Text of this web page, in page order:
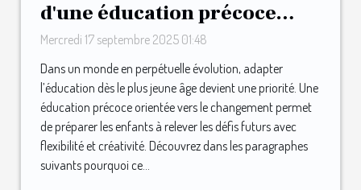
d'une éducation précoce
orientée vers le changement
?
Mercredi 17 septembre 2025 01:48
Dans un monde en perpétuelle évolution, adapter
l’éducation dès le plus jeune âge devient une priorité. Une
éducation précoce orientée vers le changement permet
de préparer les enfants à relever les défis futurs avec
flexibilité et créativité. Découvrez dans les paragraphes
suivants pourquoi ce...